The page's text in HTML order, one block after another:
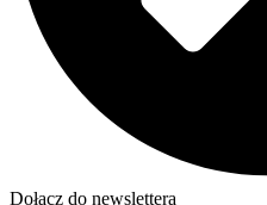
Dołącz do newslettera